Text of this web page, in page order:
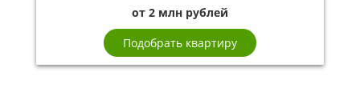
от 2 млн рублей
Подобрать квартиру